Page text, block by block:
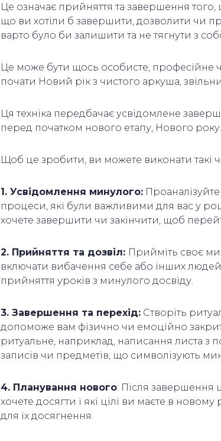
Це означає прийняття та завершення
що ви хотіли б завершити, дозволити чи
варто було би залишити та не тягнути з
Це може бути щось особисте, професійне
почати Новий рік з чистого аркуша,
Ця техніка передбачає усвідомлене
перед початком нового етапу, Нового року.
Щоб це зробити, ви можете виконати такі
1. Усвідомлення минулого:
процеси, які були важливими для вас у
хочете завершити чи закінчити, щоб
2. Прийняття та дозвіл: Прийміть своє
включати вибачення себе або інших
прийняття уроків з минулого досвіду.
3. Завершення та перехід: Створіть
допоможе вам фізично чи емоційно
ритуальне, наприклад, написання листа
записів чи предметів, що символізують
4. Планування нового: Після завершення
хочете досягти і які цілі ви маєте в новому
для їх досягнення.